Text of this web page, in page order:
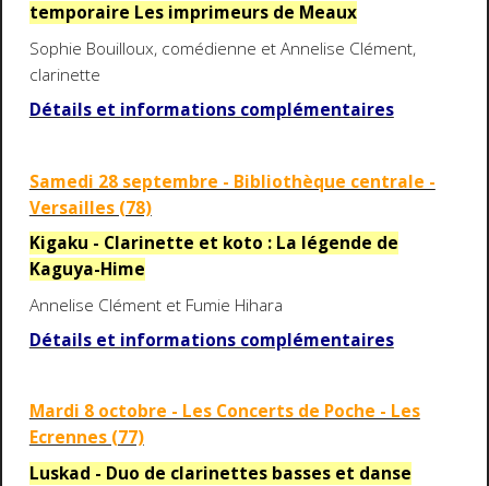
temporaire Les imprimeurs de Meaux
Sophie Bouilloux, comédienne et Annelise Clément,
clarinette
Détails et informations complémentaires
Samedi 28 septembre - Bibliothèque centrale -
Versailles (78)
Kigaku - Clarinette et koto : La légende de
Kaguya-Hime
Annelise Clément et Fumie Hihara
Détails et informations complémentaires
Mardi 8 octobre - Les Concerts de Poche - Les
Ecrennes (77)
Luskad - Duo de clarinettes basses et danse